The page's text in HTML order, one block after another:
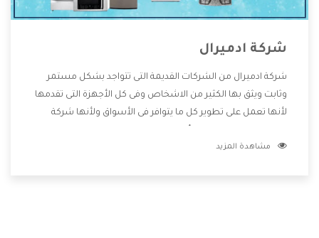
شركة ادميرال
شركة ادميرال من الشركات القديمة التى تتواجد بشكل مستمر
وثابت ويثق بها الكثير من الاشخاص وفى كل الأجهزة التى تقدمها
لأنها تعمل على تطوير كل ما يتوافر فى الأسواق ولأنها شركة
وتقدم للعملاء أقوى العروض والخصومات التى تسهل على
مشاهدة المزيد